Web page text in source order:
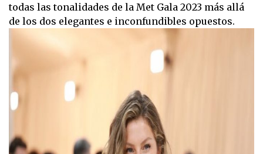
todas las tonalidades de la Met Gala 2023 más allá
de los dos elegantes e inconfundibles opuestos.